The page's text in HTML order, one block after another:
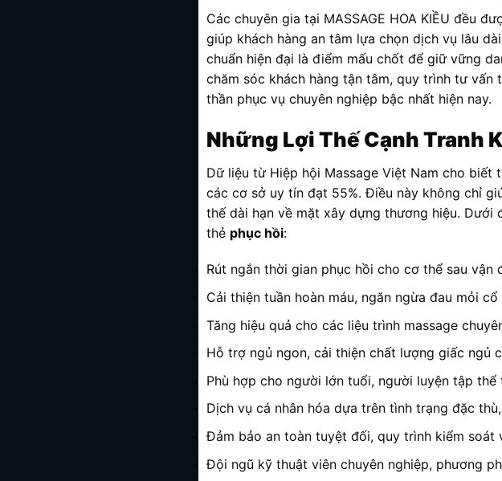
Các chuyên gia tại MASSAGE HOA KIỀU đều
giúp khách hàng an tâm lựa chọn dịch vụ lâu
chuẩn hiện đại là điểm mấu chốt để giữ vững
chăm sóc khách hàng tận tâm, quy trình tư
thần phục vụ chuyên nghiệp bậc nhất hiện nay.
Những Lợi Thế Cạnh Tranh
Dữ liệu từ Hiệp hội Massage Việt Nam cho
các cơ sở uy tín đạt 55%. Điều này không chỉ
thế dài hạn về mặt xây dựng thương hiệu.
thẻ phục hồi:
Rút ngắn thời gian phục hồi cho cơ thể sau vận
Cải thiện tuần hoàn máu, ngăn ngừa đau mỏi
Tăng hiệu quả cho các liệu trình massage
Hỗ trợ ngủ ngon, cải thiện chất lượng giấc ngủ
Phù hợp cho người lớn tuổi, người luyện tập
Dịch vụ cá nhân hóa dựa trên tình trạng đặc
Đảm bảo an toàn tuyệt đối, quy trình kiểm soát
Đội ngũ kỹ thuật viên chuyên nghiệp, phương